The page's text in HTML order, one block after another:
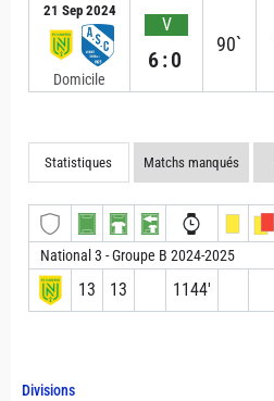
Divisions
21 Sep 2024
Domicile
V
6:0
90`
Statistiques Matchs manqués
National 3 - Groupe B 2024-2025
13 13 1144′